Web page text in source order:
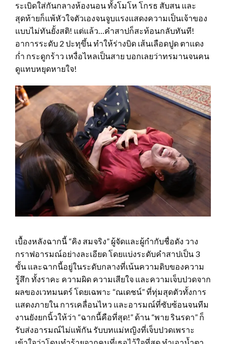
ระเบิดใส่กันกลางห้องนอน ทั้งโมโห โกรธ สับสน และ
สุดท้ายก็แพ้หัวใจตัวเองจนจูบแรงแสดงความเป็นเจ้าของ
แบบไม่ทันยั้งสติ! แต่แล้ว…คำสาปก็สะท้อนกลับทันที!
อาการระดับ 2 ปะทุขึ้น ทำให้ร่างบิด เส้นเลือดปูด ตาแดง
ก่ำ กระดูกร้าว เหงื่อไหลเป็นสาย บอกเลยว่าทรมานจนคน
ดูแทบหยุดหายใจ!
เบื้องหลังฉากนี้ “คิง สมจริง” ผู้จัดและผู้กำกับชื่อดัง วาง
กราฟอารมณ์อย่างละเอียด โดยแบ่งระดับคำสาปเป็น 3
ขั้น และฉากนี้อยู่ในระดับกลางที่เน้นความดิบของความ
รู้สึก ทั้งราคะ ความผิด ความเสียใจ และความเจ็บปวดจาก
ผลของเวทมนตร์ โดยเฉพาะ “ณเดชน์” ที่ทุ่มสุดตัวทั้งการ
แสดงภายใน การเคลื่อนไหว และอารมณ์ที่ซับซ้อนจนทีม
งานยังยกนิ้วให้ว่า “ฉากนี้คือที่สุด!” ด้าน “พาย รินรดา” ก็
รับส่งอารมณ์ไม่แพ้กัน รับบทแม่หญิงที่เจ็บปวดเพราะ